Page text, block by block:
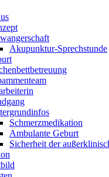
Akupunktur-Sprechstunde
Schmerzmedikation
Ambulante Geburt
Sicherheit der